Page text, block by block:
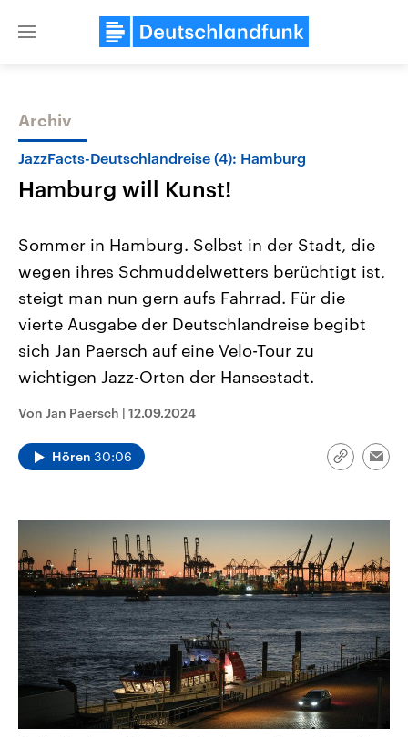
Close
Themen
USA
Aktuelle Beiträge, Analysen und
Hintergründe
Wirtschaftlich und militärisch
gehören die Vereinigten Staaten zu
den mächtigsten Ländern der Erde,
mit großem Einfluss auf das
aktuelle Weltgeschehen.
Nahostkonflikt
Aktuelle Lage und
Der Überfall der
Terrororganisation Hamas
Oktober 2023 auf Israel
Sendungen Programm
Archiv
JazzFacts-Deutschlandreise (4): Hamburg
Hamburg will Kunst!
Sommer in Hamburg. Selbst in der Stadt, die
wegen ihres Schmuddelwetters berüchtigt ist,
steigt man nun gern aufs Fahrrad. Für die
vierte Ausgabe der Deutschlandreise begibt
sich Jan Paersch auf eine Velo-Tour zu
wichtigen Jazz-Orten der Hansestadt.
Von Jan Paersch | 12.09.2024
Hören 30:06
Link